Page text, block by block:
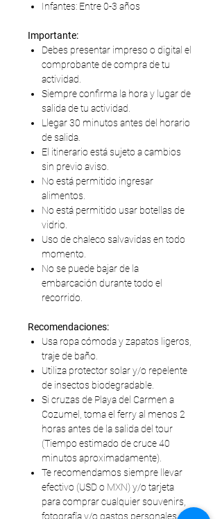
Infantes: Entre 0-3 años
Importante:
Debes presentar impreso o digital el
comprobante de compra de tu
actividad.
Siempre confirma la hora y lugar de
salida de tu actividad.
Llegar 30 minutos antes del horario
de salida.
El itinerario está sujeto a cambios
sin previo aviso.
No está permitido ingresar
alimentos.
No está permitido usar botellas de
vidrio.
Uso de chaleco salvavidas en todo
momento.
No se puede bajar de la
embarcación durante todo el
recorrido.
Recomendaciones:
Usa ropa cómoda y zapatos ligeros,
traje de baño.
Utiliza protector solar y/o repelente
de insectos biodegradable.
Si cruzas de Playa del Carmen a
Cozumel, toma el ferry al menos 2
horas antes de la salida del tour
(Tiempo estimado de cruce 40
minutos aproximadamente).
Te recomendamos siempre llevar
efectivo (USD o MXN) y/o tarjeta
para comprar cualquier souvenirs,
fotografía y/o gastos personales.